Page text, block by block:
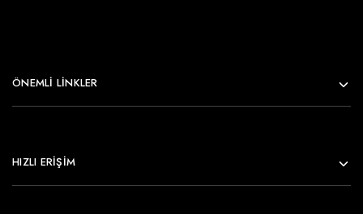
ÖNEMLI LINKLER
HIZLI ERİŞİM